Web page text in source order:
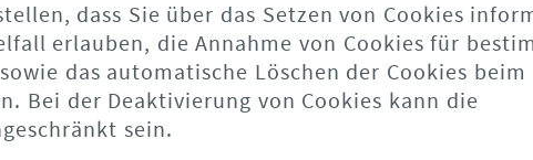
dass Sie über das Setzen von Cookies
erlauben, die Annahme von Cookies für
das automatische Löschen der Cookies beim
Bei der Deaktivierung von Cookies kann die
sein.